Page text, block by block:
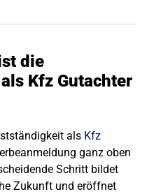
die
Kfz Gutachter
als Kfz
ganz oben
Schritt bildet
Zukunft und eröffnet